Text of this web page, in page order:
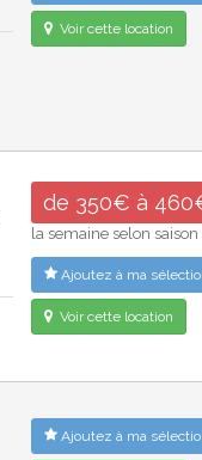
Voir cette location
de 350€ à
la semaine selon saison
Ajoutez à ma
Voir cette location
Ajoutez à ma